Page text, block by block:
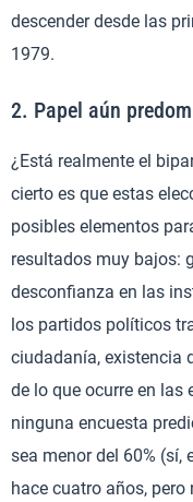
descender desde las
1979.
2. Papel aún
¿Está realmente el
cierto es que estas
posibles elementos
resultados muy bajos:
desconfianza en las
los partidos políticos
ciudadanía, existencia
de lo que ocurre en las
ninguna encuesta
sea menor del 60% (sí,
hace cuatro años,